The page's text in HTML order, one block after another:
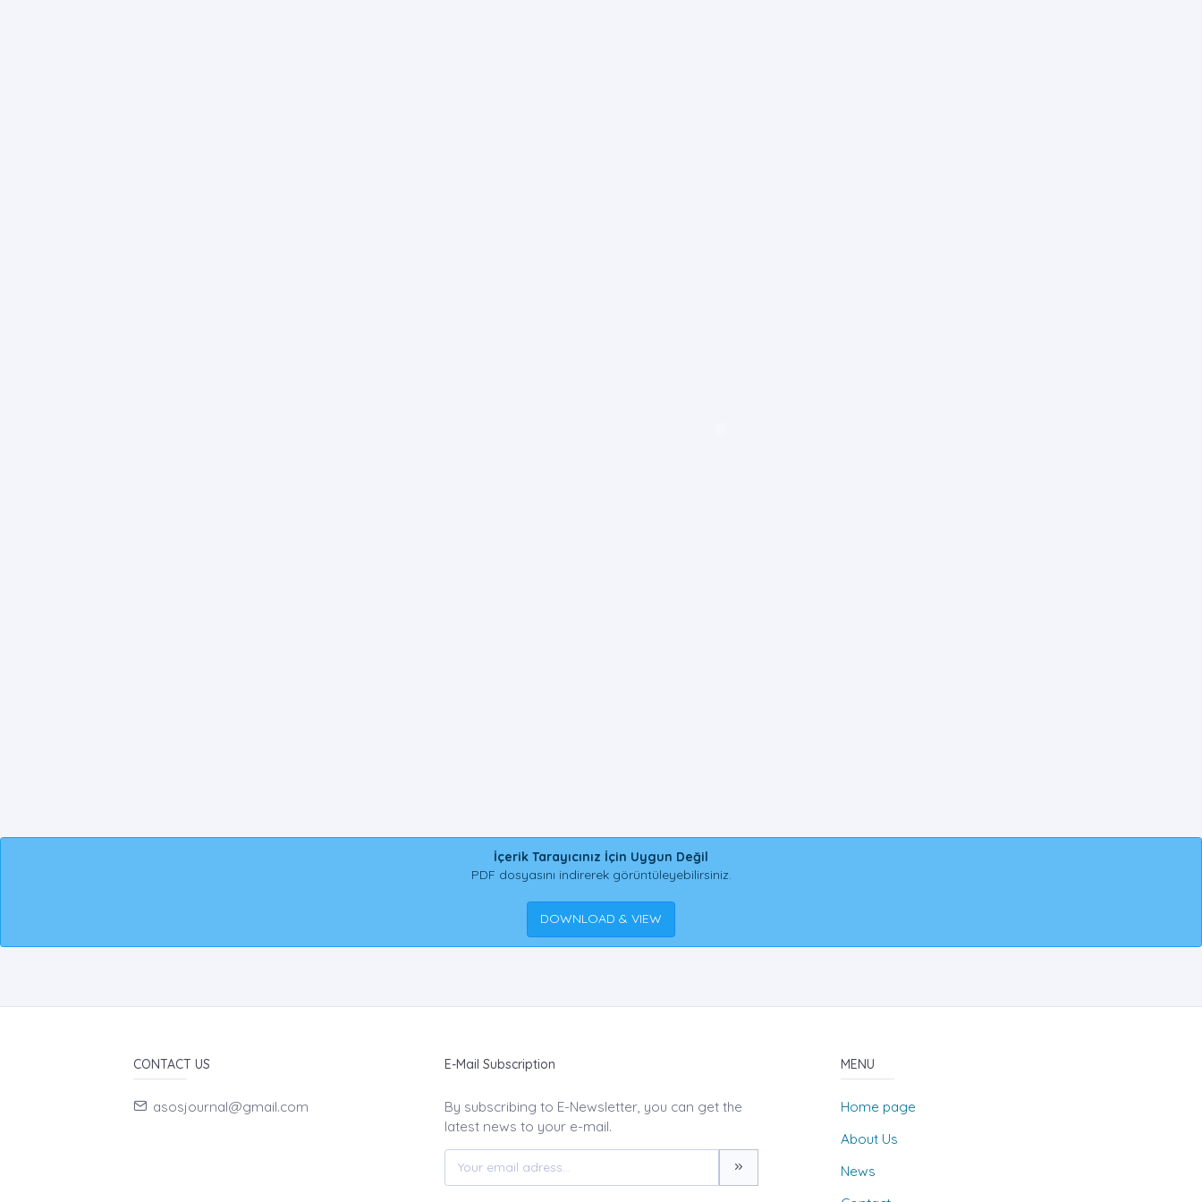
İçerik Tarayıcınız İçin Uygun Değil
PDF dosyasını indirerek görüntüleyebilirsiniz.
DOWNLOAD & VIEW
CONTACT US
asosjournal@gmail.com
E-Mail Subscription
By subscribing to E-Newsletter, you can get the
latest news to your e-mail.
MENU
Home page
About Us
News